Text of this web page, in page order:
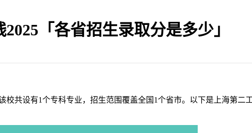
「各省招生录取分是多少」
校共设有1个专科专业，招生范围覆盖全国1个省市。以下是上海第二